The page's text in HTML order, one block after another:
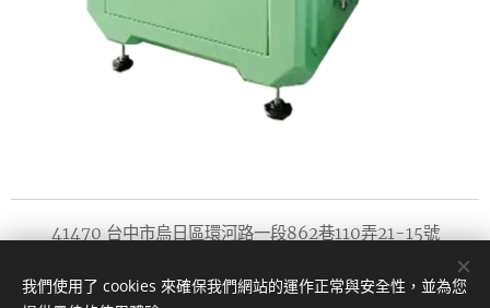
41470 台中市烏日區環河路一段862巷110弄21-15號
我們使用了 cookies 來確保我們網站的運作正常與安全性，並為您